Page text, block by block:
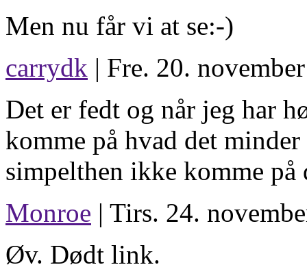
Men nu får vi at se:-)
carrydk | Fre. 20.
Det er fedt og når jeg har
komme på hvad det
simpelthen ikke komme på
Monroe | Tirs. 24.
Øv. Dødt link.